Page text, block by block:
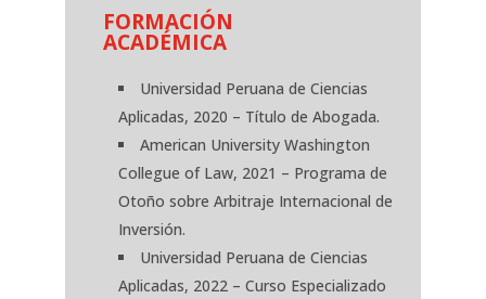
FORMACIÓN
ACADÉMICA
Universidad Peruana de Ciencias
Aplicadas, 2020 – Título de Abogada.
American University Washington
Collegue of Law, 2021 – Programa de
Otoño sobre Arbitraje Internacional de
Inversión.
Universidad Peruana de Ciencias
Aplicadas, 2022 – Curso Especializado